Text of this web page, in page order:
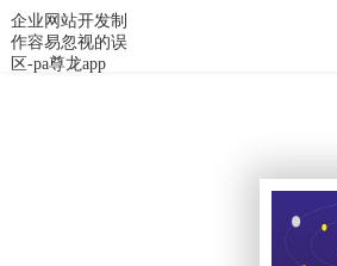
企业网站开发制
作容易忽视的误
区-pa尊龙app
品牌视觉形
传播企业经营理念、建立企业知名度、塑